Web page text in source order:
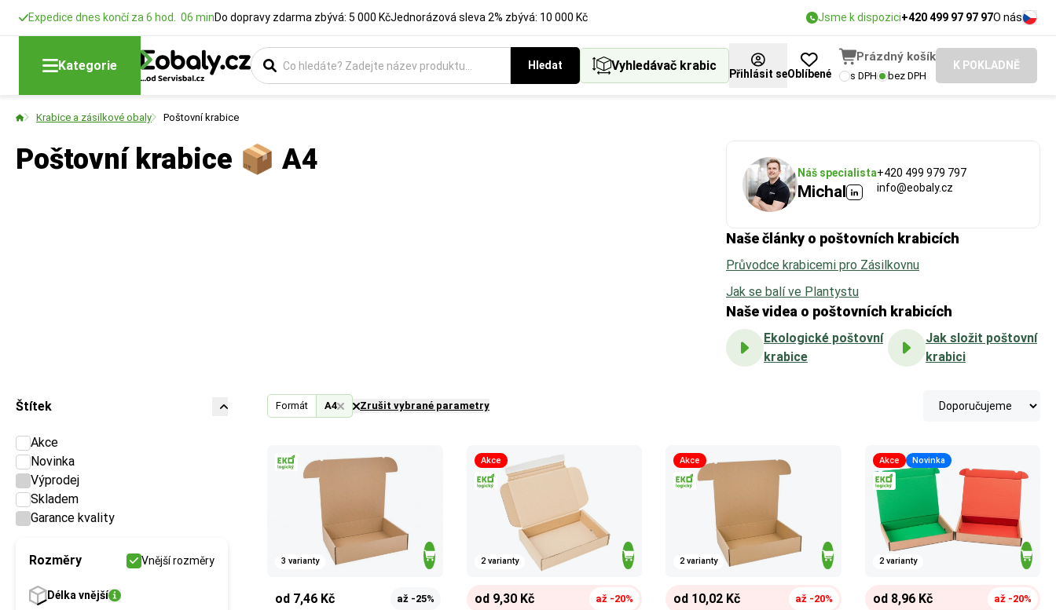
Expedice dnes končí za 6 hod. 06 minDo dopravy zdarma zbývá: 5 000 KčJednorázová sleva 2% zbývá: 10 000 Kč Jsme k dispozici+420 499 97 97 97O nás
Kategorie Hledat Vyhledávač krabic
Přihlásit seOblíbené
Prázdný košík
s DPH bez DPH
K POKLADNĚ
Krabice a zásilkové obaly Poštovní krabice
Poštovní krabice 📦 A4 Náš specialista
Michal
+420 499 979 797
info@eobaly.cz
Naše články o poštovních krabicích
Průvodce krabicemi pro Zásilkovnu
Jak se balí ve Plantystu
Naše videa o poštovních krabicích
Ekologické poštovní
krabice
Jak složit poštovní
krabici
Štítek
Akce
Novinka
Výprodej
Skladem
Garance kvality
Rozměry Vnější rozměry
Délka vnější
Formát A4 Zrušit vybrané parametry
3 varianty
od 7,46 Kč až -25%
Akce
2 varianty
od 9,30 Kč až -20%
Akce
2 varianty
od 10,02 Kč až -20%
Akce Novinka
2 varianty
od 8,96 Kč až -20%